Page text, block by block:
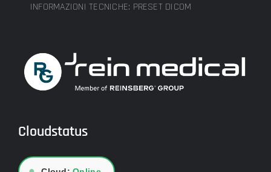
INFORMAZIONI TECNICHE: PRESET DICOM
Cloudstatus